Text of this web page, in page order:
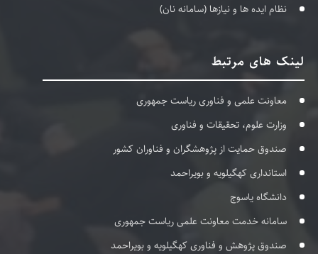
نظام ایده ها و نیازها (سامانه نان)
لینک های مرتبط
معاونت علمی و فناوری ریاست جمهوری
وزارت علوم، تحقیقات و فناوری
صندوق حمایت از پژوهشگران و فناوران کشور
استانداری کهگیلویه و بویراحمد
دانشگاه یاسوج
سامانه خدمت معاونت علمی ریاست جمهوری
صندوق پژوهش و فناوری کهگیلویه و بویراحمد